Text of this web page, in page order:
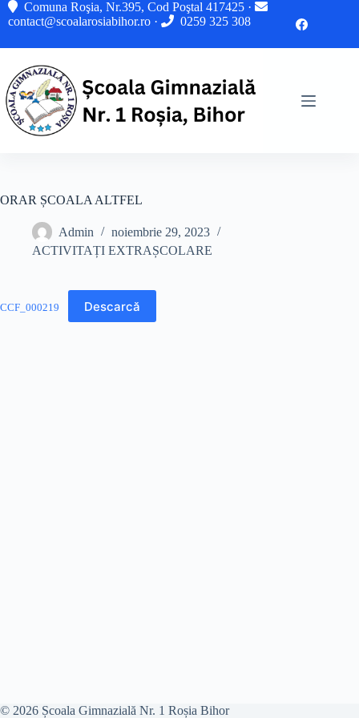
Sari Comuna Roşia, Nr.395, Cod Poştal 417425 ·
contact@scoalarosiabihor.ro · 0259 325 308
ORAR ȘCOALA ALTFEL
Admin
noiembrie 29, 2023
ACTIVITAȚI EXTRAȘCOLARE
CCF_000219 Descarcă
© 2026 Școala Gimnazială Nr. 1 Roșia Bihor